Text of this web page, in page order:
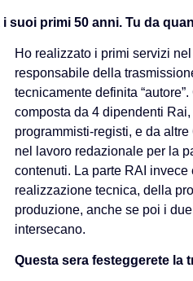
suoi primi 50 anni. Tu da
Ho realizzato i primi servizi
responsabile della
tecnicamente definita
composta da 4 dipendenti
programmisti-registi, e da
nel lavoro redazionale per la
contenuti. La parte RAI
realizzazione tecnica, della
produzione, anche se poi i
intersecano.
Questa sera festeggerete la